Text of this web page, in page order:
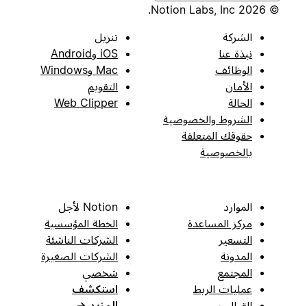
الشركة
نبذة عنا
الوظائف
الأمان
الحالة
الشروط والخصوصية
حقوقك المتعلقة
بالخصوصية
تنزيل
iOS وAndroid
Mac وWindows
التقويم
Web Clipper
الموارد
مركز المساعدة
التسعير
المدونة
المجتمع
عمليات الربط
Notion لأجل
الخطة المؤسسية
الشركات الناشئة
الشركات الصغيرة
شخصي
استكشف